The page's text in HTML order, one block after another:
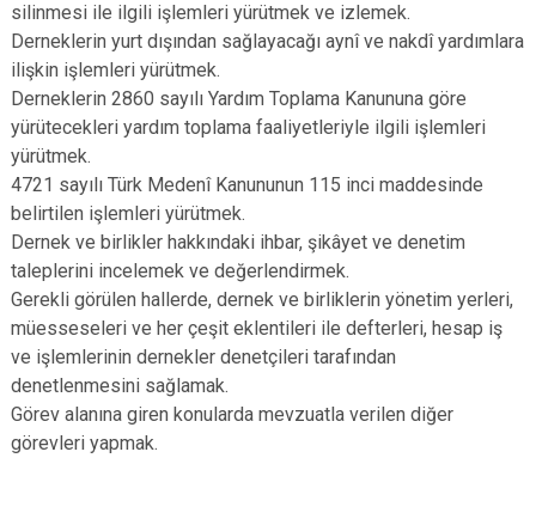
silinmesi ile ilgili işlemleri yürütmek ve izlemek.
Derneklerin yurt dışından sağlayacağı aynî ve nakdî yardımlara
ilişkin işlemleri yürütmek.
Derneklerin 2860 sayılı Yardım Toplama Kanununa göre
yürütecekleri yardım toplama faaliyetleriyle ilgili işlemleri
yürütmek.
4721 sayılı Türk Medenî Kanununun 115 inci maddesinde
belirtilen işlemleri yürütmek.
Dernek ve birlikler hakkındaki ihbar, şikâyet ve denetim
taleplerini incelemek ve değerlendirmek.
Gerekli görülen hallerde, dernek ve birliklerin yönetim yerleri,
müesseseleri ve her çeşit eklentileri ile defterleri, hesap iş
ve işlemlerinin dernekler denetçileri tarafından
denetlenmesini sağlamak.
Görev alanına giren konularda mevzuatla verilen diğer
görevleri yapmak.